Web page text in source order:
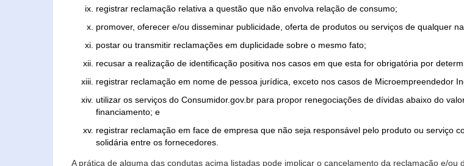
registrar reclamação relativa a questão que não envolva relação de consumo;
promover, oferecer e/ou disseminar publicidade, oferta de produtos ou serviços de qualquer
postar ou transmitir reclamações em duplicidade sobre o mesmo fato;
recusar a realização de identificação positiva nos casos em que esta for obrigatória por
registrar reclamação em nome de pessoa jurídica, exceto nos casos de Microempreendedor
utilizar os serviços do Consumidor.gov.br para propor renegociações de dívidas abaixo do
financiamento; e
registrar reclamação em face de empresa que não seja responsável pelo produto ou serviço
solidária entre os fornecedores.
A prática de alguma das condutas acima listadas pode implicar o cancelamento da reclamação e/